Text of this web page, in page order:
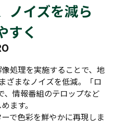
ノイズを減ら
すく
処理を実施することで、地
ざまなノイズを低減。「ロ
、情報番組のテロップなど
ます。
で色彩を鮮やかに再現しま